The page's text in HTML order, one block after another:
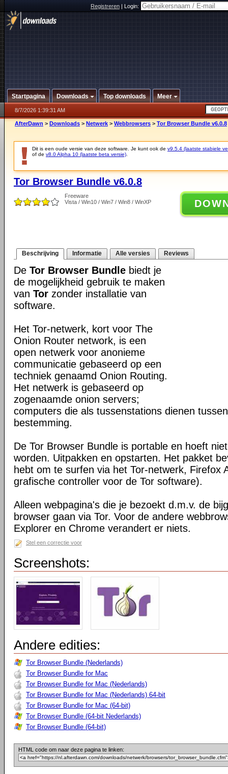
Registreren|Login:
Startpagina Downloads Top downloads Meer
8/7/2026 1:39:31 AM
AfterDawn > Downloads > Netwerk > Webbrowsers > Tor Browser Bundle v6.0.8
Dit is een oude versie van deze software. Je kunt ook de v9.5.4 (laatste stabiele
of de v8.0 Alpha 10 (laatste beta versie)
Tor Browser Bundle v6.0.8
Freeware
Vista / Win10 / Win7 / Win8 / WinXP
Beschrijving Informatie Alle versies Reviews
De Tor Browser Bundle biedt je
de mogelijkheid gebruik te maken
van Tor zonder installatie van
software.
Het Tor-netwerk, kort voor The
Onion Router network, is een
open netwerk voor anonieme
communicatie gebaseerd op een
techniek genaamd Onion Routing.
Het netwerk is gebaseerd op
zogenaamde onion servers;
computers die als tussenstations dienen
bestemming.
De Tor Browser Bundle is portable en hoeft
worden. Uitpakken en opstarten. Het pakket
hebt om te surfen via het Tor-netwerk, Firefox
grafische controller voor de Tor software).
Alleen webpagina's die je bezoekt d.m.v. de
browser gaan via Tor. Voor de andere
Explorer en Chrome verandert er niets.
Stel een correctie voor
Screenshots:
Andere edities:
Tor Browser Bundle (Nederlands)
Tor Browser Bundle for Mac
Tor Browser Bundle for Mac (Nederlands)
Tor Browser Bundle for Mac (Nederlands) 64-bit
Tor Browser Bundle for Mac (64-bit)
Tor Browser Bundle (64-bit Nederlands)
Tor Browser Bundle (64-bit)
HTML code om naar deze pagina te linken: